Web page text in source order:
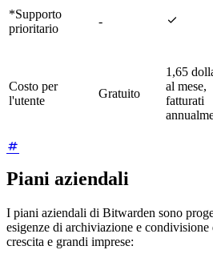
*Supporto
prioritario
- 
Costo per
l'utente
Gratuito
1,65
al mese,
fatturati
Piani aziendali
I piani aziendali di Bitwarden sono
esigenze di archiviazione e
crescita e grandi imprese: